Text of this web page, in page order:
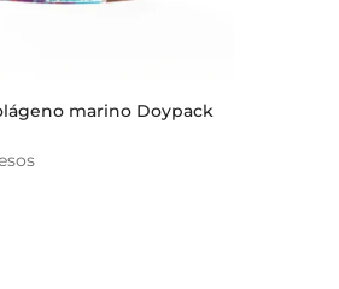
marino Doypack